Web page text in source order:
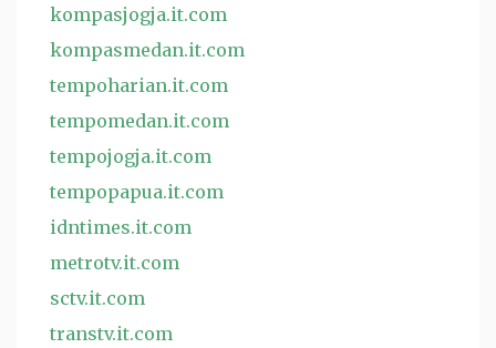
kompasjogja.it.com
kompasmedan.it.com
tempoharian.it.com
tempomedan.it.com
tempojogja.it.com
tempopapua.it.com
idntimes.it.com
metrotv.it.com
sctv.it.com
transtv.it.com